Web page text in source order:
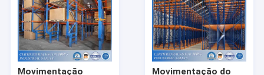
Movimentação
Movimentação do